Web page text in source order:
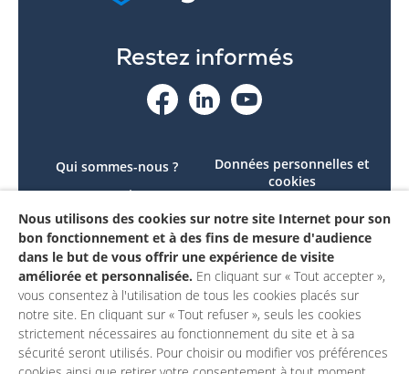
Restez informés
Qui sommes-nous ?
Le projet
Contactez-nous
Mon compte
Données personnelles et
cookies
conforme
Mentions légales
Nous utilisons des cookies sur notre site Internet pour son
bon fonctionnement et à des fins de mesure d'audience
dans le but de vous offrir une expérience de visite
améliorée et personnalisée. En cliquant sur « Tout accepter »,
vous consentez à l'utilisation de tous les cookies placés sur
notre site. En cliquant sur « Tout refuser », seuls les cookies
strictement nécessaires au fonctionnement du site et à sa
sécurité seront utilisés. Pour choisir ou modifier vos préférences